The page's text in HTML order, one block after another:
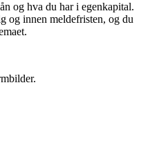
og hva du har i egenkapital.
og innen meldefristen, og du